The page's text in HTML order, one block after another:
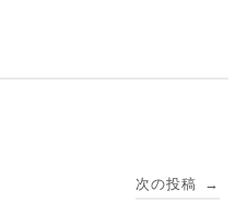
次の投稿 →